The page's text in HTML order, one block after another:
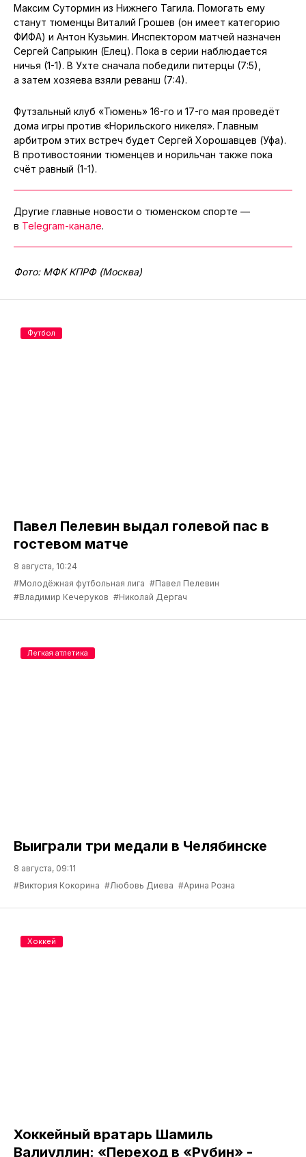
Максим Сутормин из Нижнего Тагила. Помогать ему
станут тюменцы Виталий Грошев (он имеет категорию
ФИФА) и Антон Кузьмин. Инспектором матчей назначен
Сергей Сапрыкин (Елец). Пока в серии наблюдается
ничья (1-1). В Ухте сначала победили питерцы (7:5),
а затем хозяева взяли реванш (7:4).
Футзальный клуб «Тюмень» 16-го и 17-го мая проведёт
дома игры против «Норильского никеля». Главным
арбитром этих встреч будет Сергей Хорошавцев (Уфа).
В противостоянии тюменцев и норильчан также пока
счёт равный (1-1).
Другие главные новости о тюменском спорте —
в Telegram-канале.
Фото: МФК КПРФ (Москва)
Павел Пелевин выдал голевой пас в
гостевом матче
8 августа, 10:24
#Молодёжная футбольная лига #Павел Пелевин
#Владимир Кечеруков #Николай Дергач
Футбол
Выиграли три медали в Челябинске
8 августа, 09:11
#Виктория Кокорина #Любовь Диева #Арина Розна
Легкая атлетика
Хоккейный вратарь Шамиль
Валиуллин: «Переход в «Рубин» -
Хоккей